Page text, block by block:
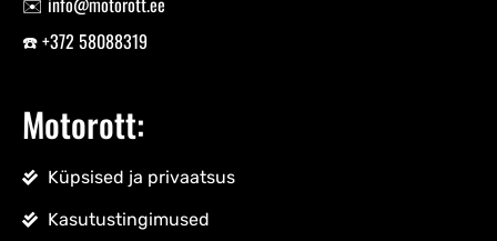
☎️ +372 58088319
Motorott:
Küpsised ja privaatsus
Kasutustingimused